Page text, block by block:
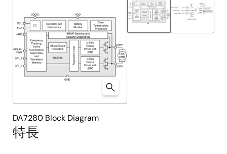
特長
DA7280 Block Diagram